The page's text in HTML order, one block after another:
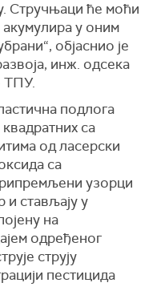
Стручњаци ће моћи
у оним
објаснио је
инж. одсека
ТПУ.
подлога
са
од ласерски
са
узорци
и стављају у
на
одређеног
струју
пестицида